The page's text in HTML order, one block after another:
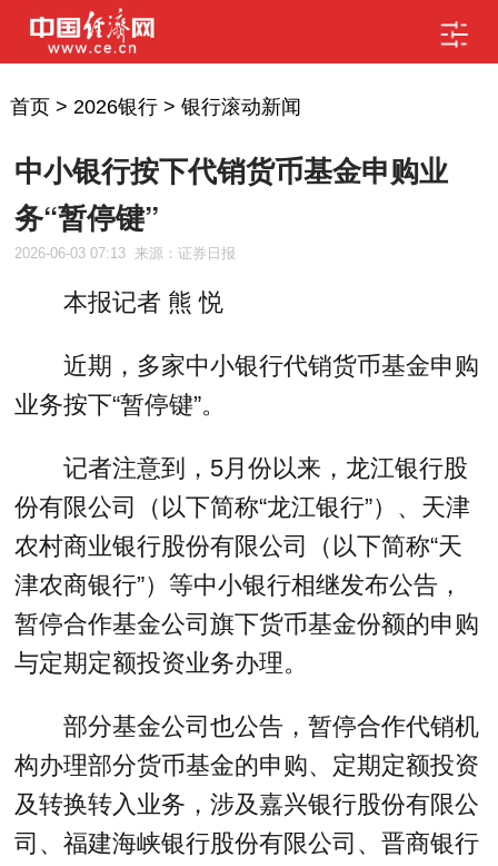
首页> 2026银行> 银行滚动新闻
中小银行按下代销货币基金申购业
务“暂停键”
2026-06-03 07:13 来源：证券日报
本报记者 熊 悦
近期，多家中小银行代销货币基金申购
业务按下“暂停键”。
记者注意到，5月份以来，龙江银行股
份有限公司（以下简称“龙江银行”）、天津
农村商业银行股份有限公司（以下简称“天
津农商银行”）等中小银行相继发布公告，
暂停合作基金公司旗下货币基金份额的申购
与定期定额投资业务办理。
部分基金公司也公告，暂停合作代销机
构办理部分货币基金的申购、定期定额投资
及转换转入业务，涉及嘉兴银行股份有限公
司、福建海峡银行股份有限公司、晋商银行